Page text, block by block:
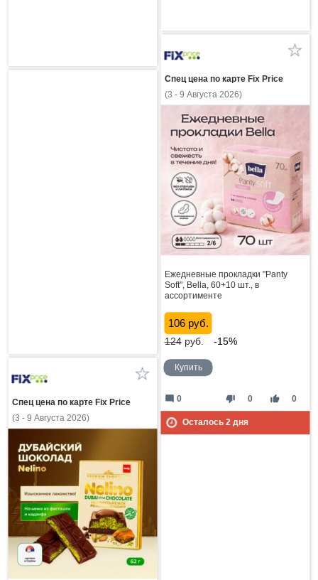
Спец цена по карте Fix Price
(3 - 9 Августа 2026)
Ежедневные прокладки "Panty
Soft", Bella, 60+10 шт., в
ассортименте
106 руб.
124руб. -15%
Купить
thumb_down 0 thumb_up 0
mode_comment 0
Осталось 2дня
Спец цена по карте Fix Price
(3 - 9 Августа 2026)